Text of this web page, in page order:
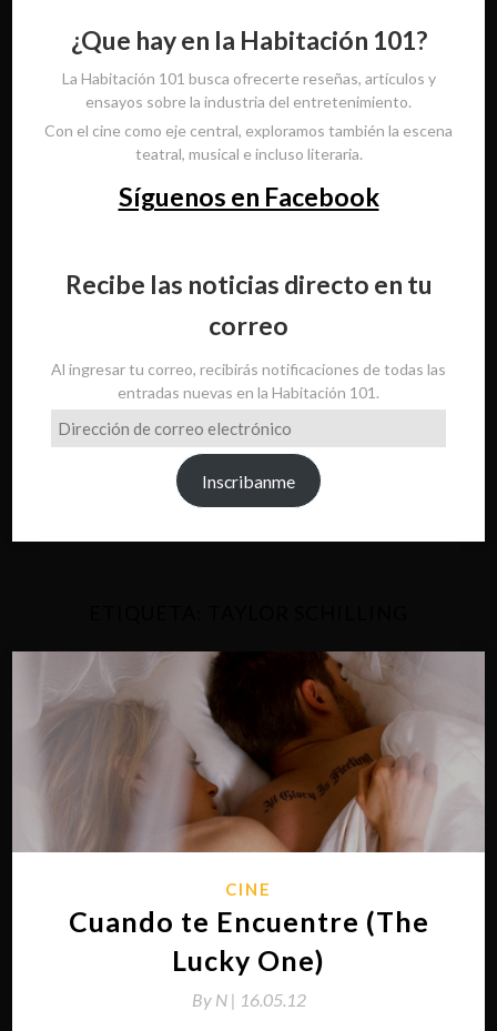
¿Que hay en la Habitación 101?
La Habitación 101 busca ofrecerte reseñas, artículos y
ensayos sobre la industria del entretenimiento.
Con el cine como eje central, exploramos también la escena
teatral, musical e incluso literaria.
Síguenos en Facebook
Recibe las noticias directo en tu
correo
Al ingresar tu correo, recibirás notificaciones de todas las
entradas nuevas en la Habitación 101.
Dirección
de
Inscribanme
CINE
Cuando te Encuentre (The
Lucky One)
By N | 16.05.12